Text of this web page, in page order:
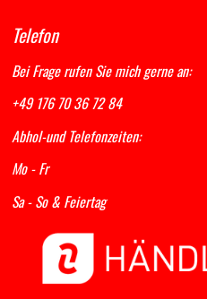
Telefon
Bei Frage rufen Sie mich gerne an:
+49 176 70 36 72 84
Abhol-und Telefonzeiten:
Mo - Fr 13:00 -
Sa - So & Feiertag nur